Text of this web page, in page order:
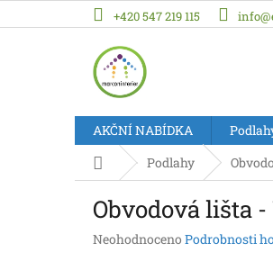
na
+420 547 219 115
AKČNÍ NABÍDKA
Domů Podlahy
Obvodová lišta
Průměrné
Neohodnoceno Podrobnosti